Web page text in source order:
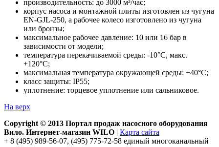
производительность: до 3000 м³/час;
корпус насоса и монтажной плиты изготовлен из чугуна
EN-GJL-250, а рабочее колесо изготовлено из чугуна
или бронзы;
максимальное рабочее давление: 10 или 16 бар в
зависимости от модели;
температура перекачиваемой среды: -10°С, макс.
+120°С;
максимальная температура окружающей среды: +40°С;
класс защиты: IP55;
уплотнение: торцевое уплотнение или сальниковое.
На верх
Copyright © 2013 Портал продаж насосного оборудования
Вило. Интернет-магазин WILO | Карта сайта
+ 8 (495) 989-56-07, (495) 775-72-58 единый многоканальный